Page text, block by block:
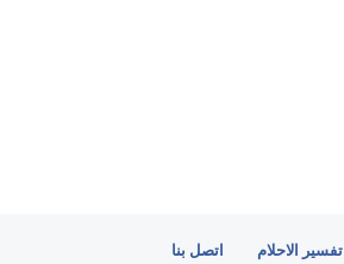
تفسير الاحلام اتصل بنا